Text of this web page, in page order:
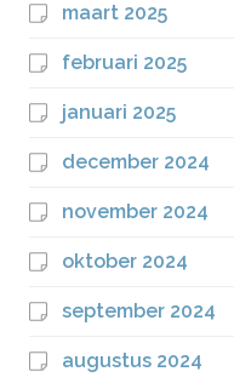
maart 2025
februari 2025
januari 2025
december 2024
november 2024
oktober 2024
september 2024
augustus 2024